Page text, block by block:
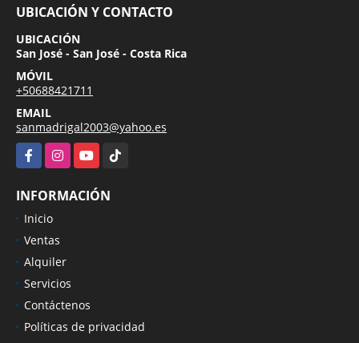
UBICACIÓN Y CONTACTO
UBICACIÓN
San José - San José - Costa Rica
MÓVIL
+50688421711
EMAIL
sanmadrigal2003@yahoo.es
FacebookInstagramYouTubeTikTok
INFORMACIÓN
Inicio
Ventas
Alquiler
Servicios
Contáctenos
Políticas de privacidad